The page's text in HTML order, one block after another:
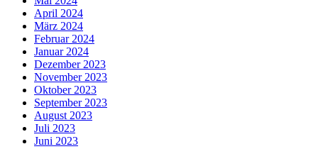
April 2024
März 2024
Februar 2024
Januar 2024
Dezember 2023
November 2023
Oktober 2023
September 2023
August 2023
Juli 2023
Juni 2023